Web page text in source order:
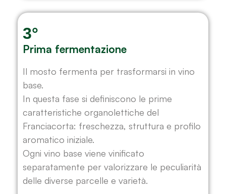
3°
Prima fermentazione
Il mosto fermenta per trasformarsi in vino
base.
In questa fase si definiscono le prime
caratteristiche organolettiche del
Franciacorta: freschezza, struttura e profilo
aromatico iniziale.
Ogni vino base viene vinificato
separatamente per valorizzare le peculiarità
delle diverse parcelle e varietà.